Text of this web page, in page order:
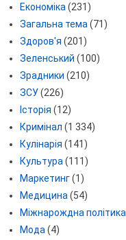
Економіка (231)
Загальна тема (71)
Здоров'я (201)
Зеленський (100)
Зрадники (210)
ЗСУ(226)
Історія (12)
Кримінал (1 334)
Кулінарія (141)
Культура (111)
Маркетинг(1)
Медицина (54)
Міжнарождна політика
Мода (4)